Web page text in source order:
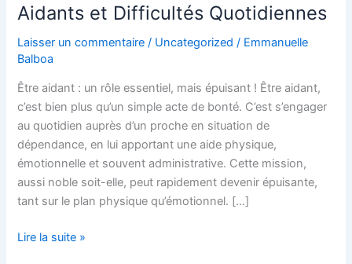
Aidants et Difficultés Quotidiennes
Laisser un commentaire / Uncategorized / Emmanuelle
Balboa
Être aidant : un rôle essentiel, mais épuisant ! Être aidant,
c’est bien plus qu’un simple acte de bonté. C’est s’engager
au quotidien auprès d’un proche en situation de
dépendance, en lui apportant une aide physique,
émotionnelle et souvent administrative. Cette mission,
aussi noble soit-elle, peut rapidement devenir épuisante,
tant sur le plan physique qu’émotionnel. […]
Aidants
Difficultés
Quotidiennes
Lire la suite »